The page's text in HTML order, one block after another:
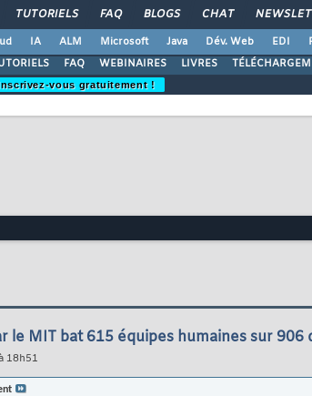
TUTORIELS FAQ BLOGS CHAT
IA ALM Microsoft Java Dév. Web EDI
FAQ WEBINAIRES LIVRES
vous gratuitement !
le MIT bat 615 équipes humaines sur
18h51